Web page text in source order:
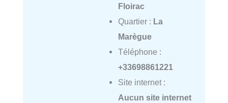
Floirac
Quartier : La
Marègue
Téléphone :
+33698861221
Site internet :
Aucun site internet